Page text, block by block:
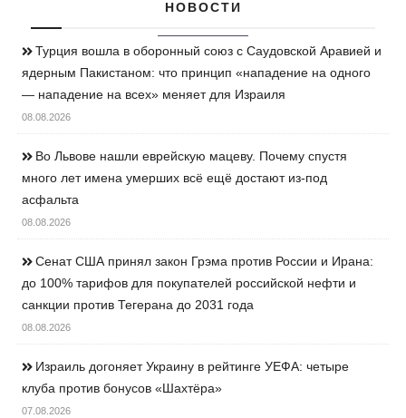
НОВОСТИ
Турция вошла в оборонный союз с Саудовской Аравией и
ядерным Пакистаном: что принцип «нападение на одного
— нападение на всех» меняет для Израиля
08.08.2026
Во Львове нашли еврейскую мацеву. Почему спустя
много лет имена умерших всё ещё достают из-под
асфальта
08.08.2026
Сенат США принял закон Грэма против России и Ирана:
до 100% тарифов для покупателей российской нефти и
санкции против Тегерана до 2031 года
08.08.2026
Израиль догоняет Украину в рейтинге УЕФА: четыре
клуба против бонусов «Шахтёра»
07.08.2026